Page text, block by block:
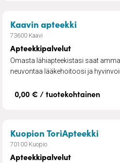
Kaavin apteekki
73600 Kaavi
Apteekkipalvelut
Omasta lähiapteekistasi saat
neuvontaa lääkehoitoosi ja
0,00 € / tuotekohtainen
Kuopion ToriApteekki
70100 Kuopio
Apteekkipalvelut